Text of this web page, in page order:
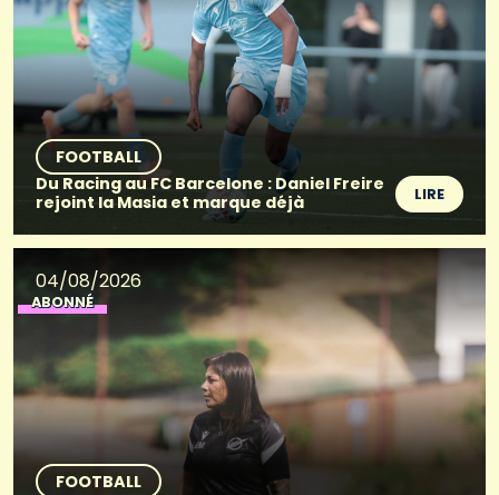
FOOTBALL
Du Racing au FC Barcelone : Daniel Freire
rejoint la Masia et marque déjà
LIRE
04/08/2026
ABONNÉ
FOOTBALL